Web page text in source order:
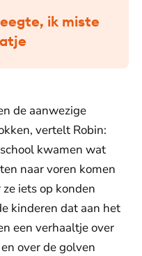
ik miste
de aanwezige
vertelt Robin:
kwamen wat
naar voren komen
iets op konden
kinderen dat aan het
een verhaaltje over
over de golven